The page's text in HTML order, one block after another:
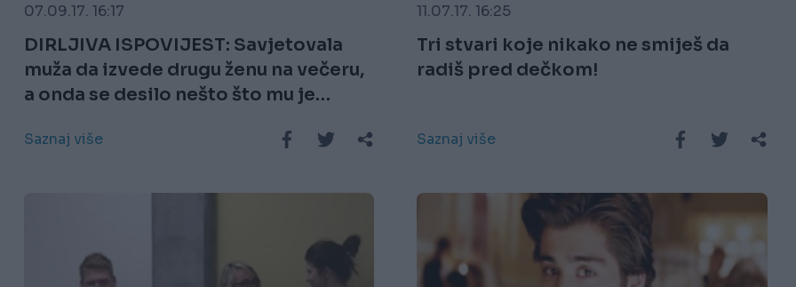
07.09.17. 16:17
DIRLJIVA ISPOVIJEST: Savjetovala
muža da izvede drugu ženu na večeru,
a onda se desilo nešto što mu je
Saznaj više
11.07.17. 16:25
Tri stvari koje nikako ne smiješ da
radiš pred dečkom!
Saznaj više